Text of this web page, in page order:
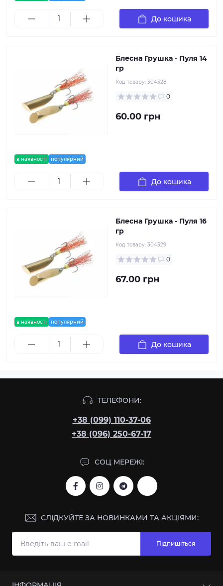
До кошика
в наявності популярний
Блесна Грушка - Пуля 14
гр
Код товару: 304328
0
60.00 грн
До кошика
в наявності популярний
Блесна Грушка - Пуля 16
гр
Код товару: 304329
0
67.00 грн
До кошика
ТЕЛЕФОНИ:
+38 (099) 110-37-06
+38 (096) 250-67-17
СОЦ МЕРЕЖІ:
СЛІДКУЙТЕ ЗА НОВИНКАМИ ТА АКЦІЯМИ:
Підпишіться